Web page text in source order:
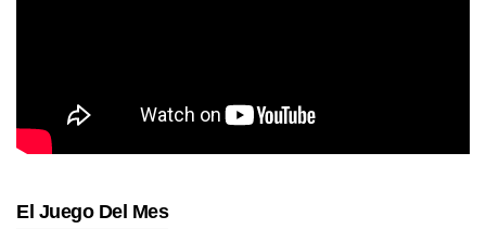
El Juego Del Mes